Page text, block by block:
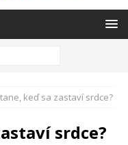
keď sa zastaví srdce?
srdce?